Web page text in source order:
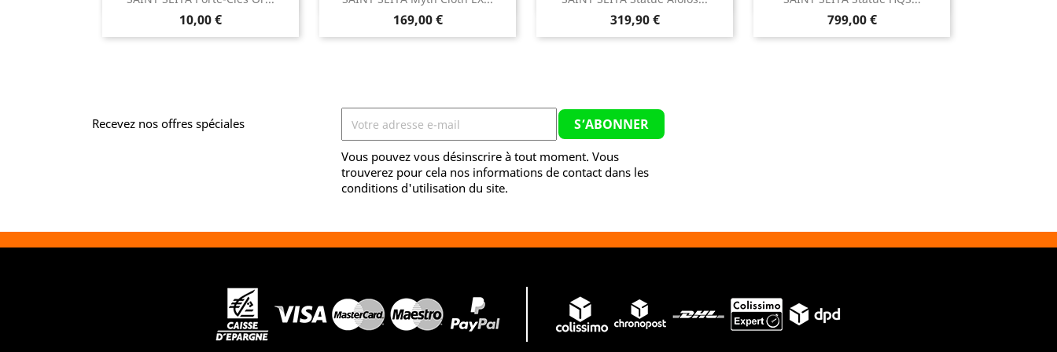
Prix
10,00 € Prix
169,00 € Prix
319,90 € Prix
799,00 €
Recevez nos offres spéciales
Vous pouvez vous désinscrire à tout moment. Vous
trouverez pour cela nos informations de contact dans les
conditions d'utilisation du site.